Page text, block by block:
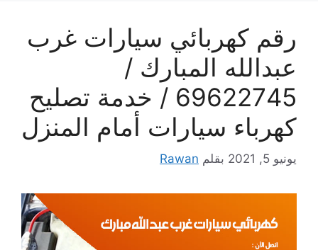
رقم كهربائي سيارات غرب
عبدالله المبارك /
69622745 / خدمة تصليح
كهرباء سيارات أمام المنزل
يونيو 5, 2021 بقلم Rawan